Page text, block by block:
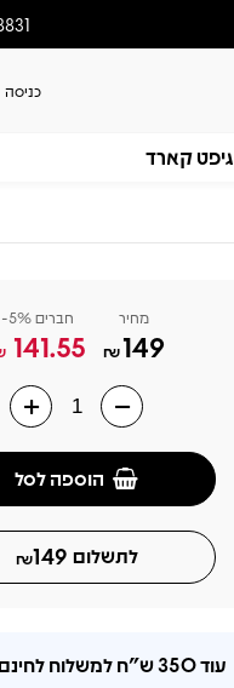
כניסה
גיפט קארד
מחיר
149
₪
חברים 5%-
141.55
הוספה לסל
לתשלום 149
₪
עוד350 ש"ח למשלוח